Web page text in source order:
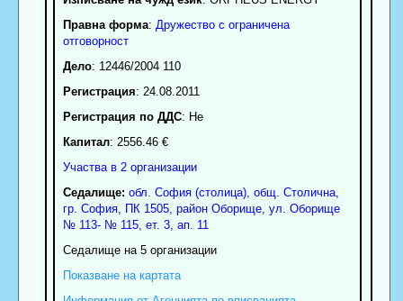
Правна форма: Дружество с ограничена
отговорност
Дело: 12446/2004 110
Регистрация: 24.08.2011
Регистрация по ДДС: Нe
Капитал: 2556.46 €
Участва в 2 организации
Седалище: обл. София (столица), общ. Столична,
гр. София, ПК 1505, район Оборище, ул. Оборище
№ 113- № 115, ет. 3, ап. 11
Седалище на 5 организации
Показване на картата